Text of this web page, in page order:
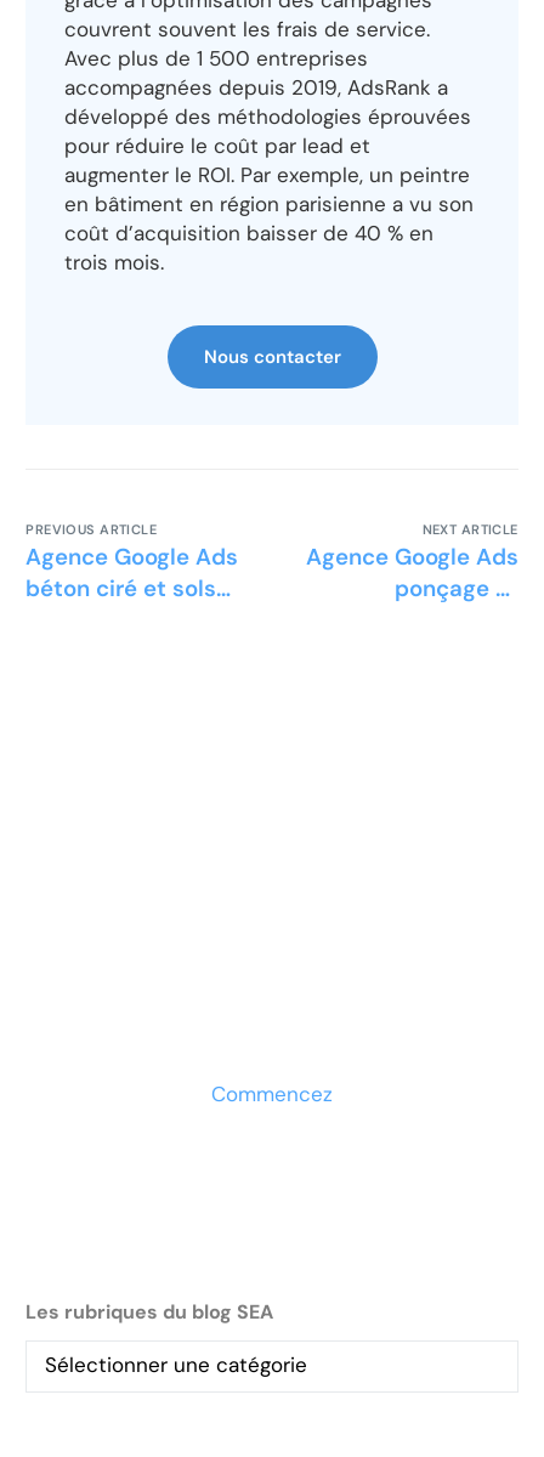
couvrent souvent les frais de service.
Avec plus de 1 500 entreprises
accompagnées depuis 2019, AdsRank a
développé des méthodologies éprouvées
pour réduire le coût par lead et
augmenter le ROI. Par exemple, un peintre
en bâtiment en région parisienne a vu son
coût d’acquisition baisser de 40 % en
trois mois.
Nous contacter
PREVIOUS ARTICLE
Agence Google Ads
béton ciré et sols
NEXT ARTICLE
Agence Google Ads
ponçage et
Commencez
Les rubriques du blog SEA